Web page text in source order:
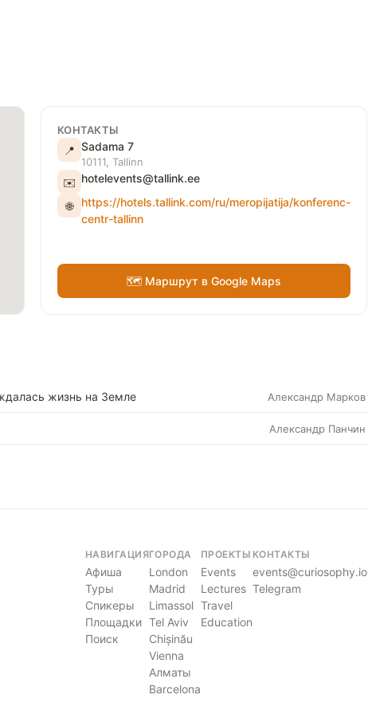
КОНТАКТЫ
📍 Sadama 7
10111, Tallinn
✉️ hotelevents@tallink.ee
🌐
https://hotels.tallink.com/ru/meropijatija/konferenc-
centr-tallinn
🗺 Маршрут в Google Maps
жизнь на Земле Александр Марков
Александр Панчин
НАВИГАЦИЯ
Афиша
Туры
Спикеры
Площадки
Поиск
ГОРОДА
London
Madrid
Limassol
Tel Aviv
Chișinău
Vienna
Алматы
Barcelona
ПРОЕКТЫ
Events
Lectures
Travel
Education
КОНТАКТЫ
events@curiosophy.io
Telegram